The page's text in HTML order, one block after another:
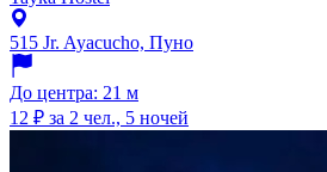
515 Jr. Ayacucho, Пуно
До центра: 21 м
12 ₽ за 2 чел., 5 ночей